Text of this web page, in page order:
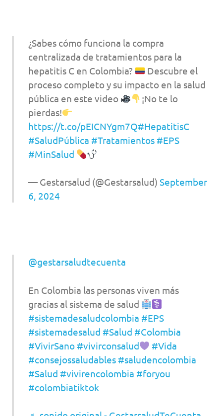
¿Sabes cómo funciona la compra
centralizada de tratamientos para la
hepatitis C en Colombia?
Descubre el
proceso completo y su impacto en la salud
pública en este video
¡No te lo
pierdas!
https://t.co/pEICNYgm7Q#HepatitisC
#SaludPública #Tratamientos #EPS
#MinSalud
— Gestarsalud (@Gestarsalud) September
6, 2024
@gestarsaludtecuenta
En Colombia las personas viven más
gracias al sistema de salud
#sistemadesaludcolombia #EPS
#sistemadesalud #Salud #Colombia
#VivirSano #vivirconsalud
#Vida
#consejossaludables #saludencolombia
#Salud #vivirencolombia #foryou
#colombiatiktok